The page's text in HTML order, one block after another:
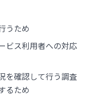
うため
ビス利用者への対応
を確認して行う調査
るため